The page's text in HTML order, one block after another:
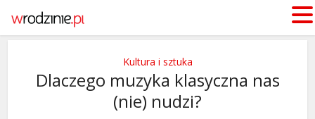
Kultura i sztuka
Dlaczego muzyka klasyczna nas
(nie) nudzi?